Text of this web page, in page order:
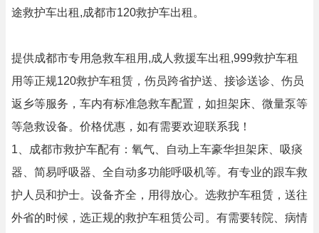
途救护车出租,成都市120救护车出租。
提供成都市专用急救车租用,成人救援车出租,999救护车租
用等正规120救护车租赁，伤员跨省护送、接诊送诊、伤员
返乡等服务，车内有标准急救车配置，如担架床、微量泵等
等急救设备。价格优惠，如有需要欢迎联系我！
1、成都市救护车配有：氧气、自动上车豪华担架床、吸痰
器、简易呼吸器、全自动多功能呼吸机等。有专业的跟车救
护人员和护士。设备齐全，用得放心。选救护车租赁，送往
外省的时候，选正规的救护车租赁公司。有需要转院、病情